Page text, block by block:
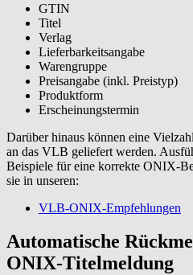
GTIN
Titel
Verlag
Lieferbarkeitsangabe
Warengruppe
Preisangabe (inkl. Preistyp)
Produktform
Erscheinungstermin
Darüber hinaus können eine
an das VLB geliefert werden.
Beispiele für eine korrekte ONIX-
sie in unseren:
VLB-ONIX-Empfehlungen
Automatische
ONIX-Titelmeldung